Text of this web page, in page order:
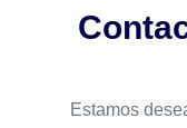
Estamos